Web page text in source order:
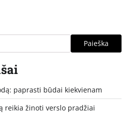
Paieška
paprasti būdai kiekvienam
reikia žinoti verslo pradžiai